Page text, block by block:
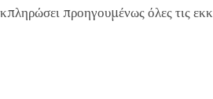
προηγουμένως όλες τις